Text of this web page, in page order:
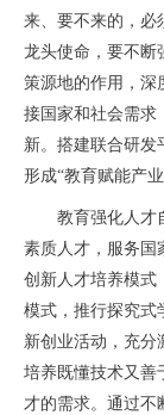
来、要不来的，必
龙头使命，要不断
策源地的作用，深
接国家和社会需求
新。搭建联合研发
形成“教育赋能产
教育强化人才自
素质人才，服务国
创新人才培养模式
模式，推行探究式
新创业活动，充分
培养既懂技术又善
才的需求。通过不